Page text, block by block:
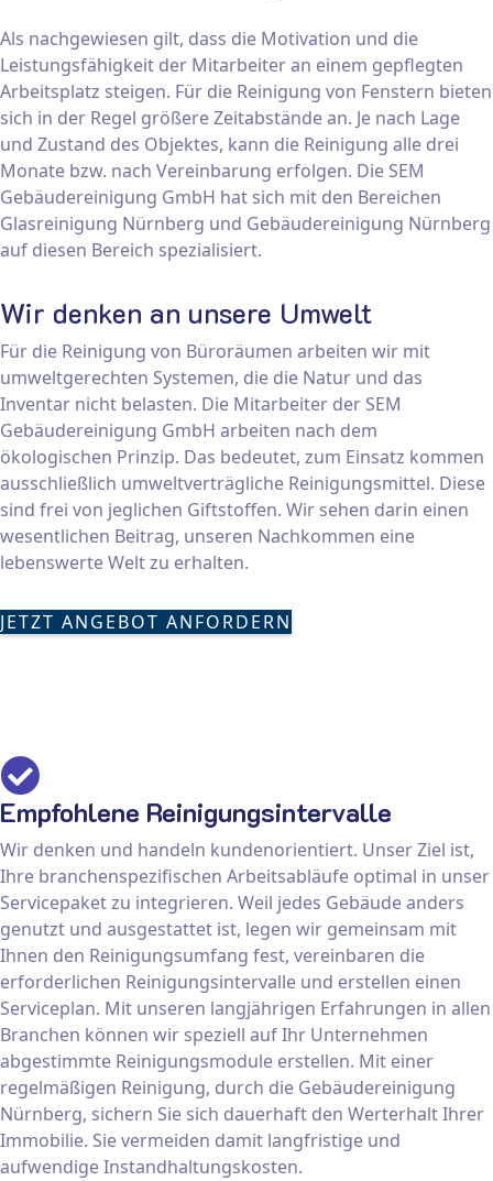
Als nachgewiesen gilt, dass die Motivation und die
Leistungsfähigkeit der Mitarbeiter an einem gepflegten
Arbeitsplatz steigen. Für die Reinigung von Fenstern bieten
sich in der Regel größere Zeitabstände an. Je nach Lage
und Zustand des Objektes, kann die Reinigung alle drei
Monate bzw. nach Vereinbarung erfolgen. Die SEM
Gebäudereinigung GmbH hat sich mit den Bereichen
Glasreinigung Nürnberg und Gebäudereinigung Nürnberg
auf diesen Bereich spezialisiert.
Wir denken an unsere Umwelt
Für die Reinigung von Büroräumen arbeiten wir mit
umweltgerechten Systemen, die die Natur und das
Inventar nicht belasten. Die Mitarbeiter der SEM
Gebäudereinigung GmbH arbeiten nach dem
ökologischen Prinzip. Das bedeutet, zum Einsatz kommen
ausschließlich umweltverträgliche Reinigungsmittel. Diese
sind frei von jeglichen Giftstoffen. Wir sehen darin einen
wesentlichen Beitrag, unseren Nachkommen eine
lebenswerte Welt zu erhalten.
JETZT ANGEBOT ANFORDERN
Empfohlene Reinigungsintervalle
Wir denken und handeln kundenorientiert. Unser Ziel ist,
Ihre branchenspezifischen Arbeitsabläufe optimal in unser
Servicepaket zu integrieren. Weil jedes Gebäude anders
genutzt und ausgestattet ist, legen wir gemeinsam mit
Ihnen den Reinigungsumfang fest, vereinbaren die
erforderlichen Reinigungsintervalle und erstellen einen
Serviceplan. Mit unseren langjährigen Erfahrungen in allen
Branchen können wir speziell auf Ihr Unternehmen
abgestimmte Reinigungsmodule erstellen. Mit einer
regelmäßigen Reinigung, durch die Gebäudereinigung
Nürnberg, sichern Sie sich dauerhaft den Werterhalt Ihrer
Immobilie. Sie vermeiden damit langfristige und
aufwendige Instandhaltungskosten.